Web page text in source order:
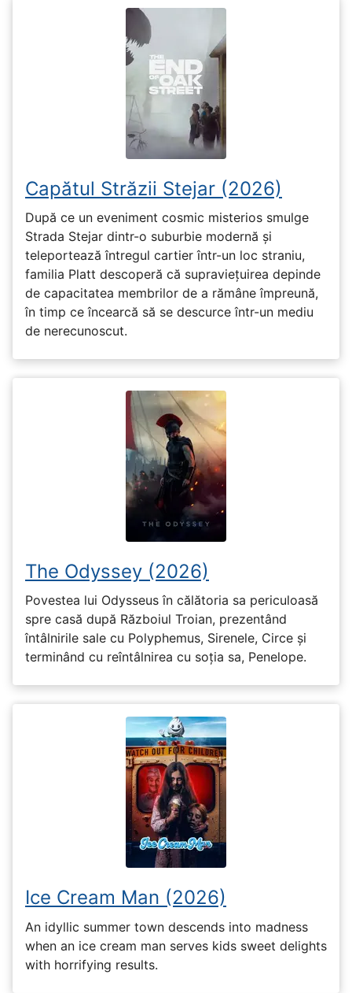
Capătul Străzii Stejar (2026)
După ce un eveniment cosmic misterios smulge
Strada Stejar dintr-o suburbie modernă și
teleportează întregul cartier într-un loc straniu,
familia Platt descoperă că supraviețuirea depinde
de capacitatea membrilor de a rămâne împreună,
în timp ce încearcă să se descurce într-un mediu
de nerecunoscut.
The Odyssey (2026)
Povestea lui Odysseus în călătoria sa periculoasă
spre casă după Războiul Troian, prezentând
întâlnirile sale cu Polyphemus, Sirenele, Circe și
terminând cu reîntâlnirea cu soția sa, Penelope.
Ice Cream Man (2026)
An idyllic summer town descends into madness
when an ice cream man serves kids sweet delights
with horrifying results.